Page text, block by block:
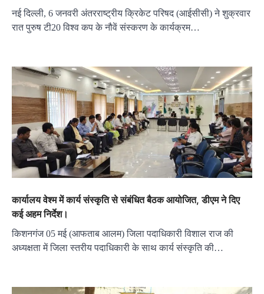
नई दिल्ली, 6 जनवरी अंतरराष्ट्रीय क्रिकेट परिषद (आईसीसी) ने शुक्रवार
रात पुरुष टी20 विश्व कप के नौवें संस्करण के कार्यक्रम…
कार्यालय वेश्म में कार्य संस्कृति से संबंधित बैठक आयोजित, डीएम ने दिए
कई अहम निर्देश।
किशनगंज 05 मई (आफताब आलम) जिला पदाधिकारी विशाल राज की
अध्यक्षता में जिला स्तरीय पदाधिकारी के साथ कार्य संस्कृति की…